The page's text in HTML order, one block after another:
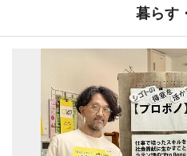
暮らす